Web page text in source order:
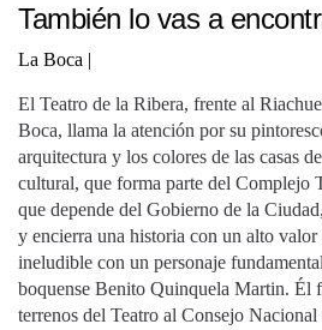
También lo vas a
La Boca |
El Teatro de la Ribera, frente al
Boca, llama la atención por su
arquitectura y los colores de las casas
cultural, que forma parte del Complejo
que depende del Gobierno de la
y encierra una historia con un alto
ineludible con un personaje
boquense Benito Quinquela Martin. Él
terrenos del Teatro al Consejo